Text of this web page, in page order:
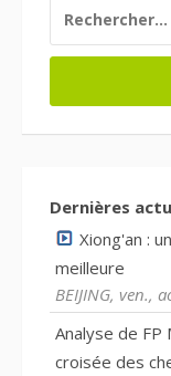
Dernières
Xiong'an :
meilleure
BEIJING, ven.,
Analyse de FP
croisée des